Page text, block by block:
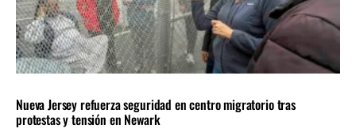
Nueva Jersey refuerza seguridad en centro migratorio tras
protestas y tensión en Newark